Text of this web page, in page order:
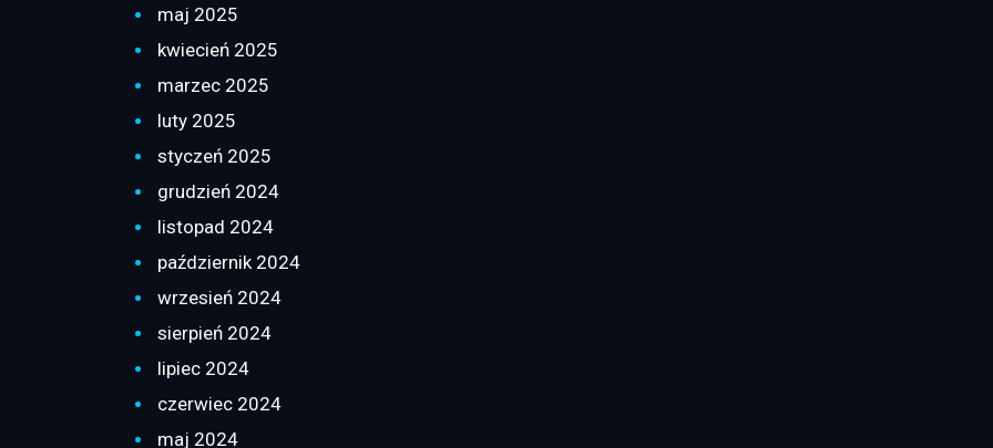
maj 2025
kwiecień 2025
marzec 2025
luty 2025
styczeń 2025
grudzień 2024
listopad 2024
październik 2024
wrzesień 2024
sierpień 2024
lipiec 2024
czerwiec 2024
maj 2024